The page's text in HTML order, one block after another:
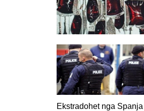
Ekstradohet nga Spanja